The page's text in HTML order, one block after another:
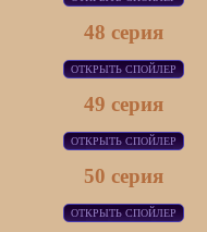
48 серия
49 серия
50 серия